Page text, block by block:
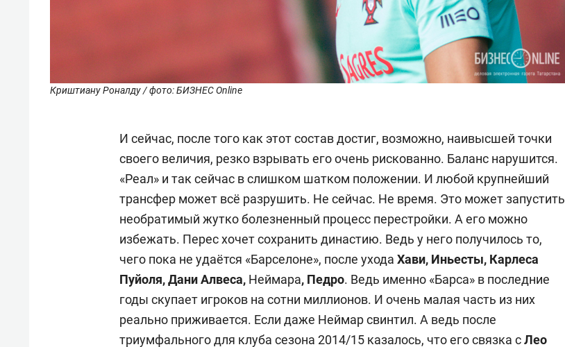
Криштиану Роналду / фото: БИЗНЕС Online
И сейчас, после того как этот состав достиг, возможно, наивысшей точки
своего величия, резко взрывать его очень рискованно. Баланс нарушится.
«Реал» и так сейчас в слишком шатком положении. И любой крупнейший
трансфер может всё разрушить. Не сейчас. Не время. Это может запустить
необратимый жутко болезненный процесс перестройки. А его можно
избежать. Перес хочет сохранить династию. Ведь у него получилось то,
чего пока не удаётся «Барселоне», после ухода Хави, Иньесты, Карлеса
Пуйоля, Дани Алвеса, Неймара, Педро. Ведь именно «Барса» в последние
годы скупает игроков на сотни миллионов. И очень малая часть из них
реально приживается. Если даже Неймар свинтил. А ведь после
триумфального для клуба сезона 2014/15 казалось, что его связка сЛео